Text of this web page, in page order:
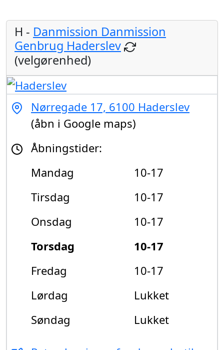
H - Danmission Danmission
Genbrug Haderslev
(velgørenhed)
Nørregade 17, 6100 Haderslev
(åbn i Google maps)
Åbningstider:
Mandag
10-17
Tirsdag
10-17
Onsdag
10-17
Torsdag
10-17
Fredag
10-17
Lørdag
Lukket
Søndag
Lukket